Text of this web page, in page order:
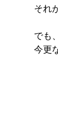
それ
でも
今更